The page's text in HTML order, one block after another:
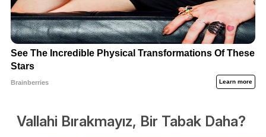
Vallahi Bırakmayız, Bir Tabak Daha?